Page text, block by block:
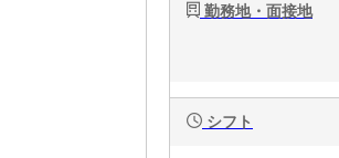
勤務地・面接地
シフト